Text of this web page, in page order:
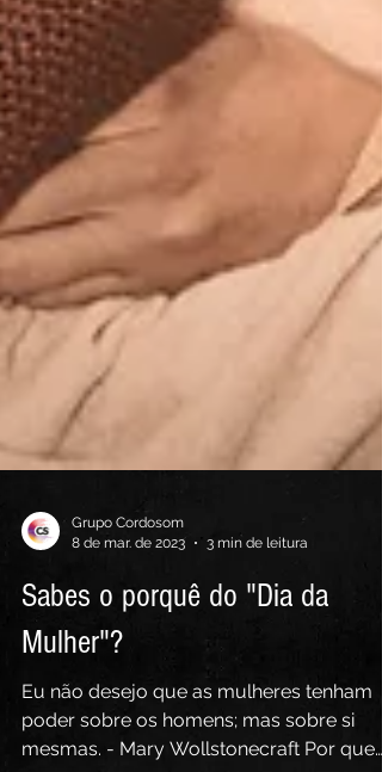
3 min de leitura
Sabes o porquê do "Dia da
Mulher"?
Eu não desejo que as mulheres tenham
poder sobre os homens; mas sobre si